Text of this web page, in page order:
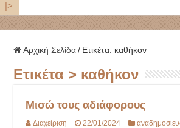
|>
Αρχική Σελίδα / Ετικέτα: καθήκον
Ετικέτα > καθήκον
Μισώ τους αδιάφορους
Διαχείριση 22/01/2024